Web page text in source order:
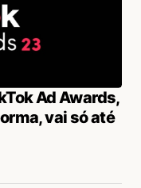
Ad Awards,
vai só até